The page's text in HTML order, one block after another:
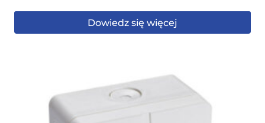
Dowiedz się więcej